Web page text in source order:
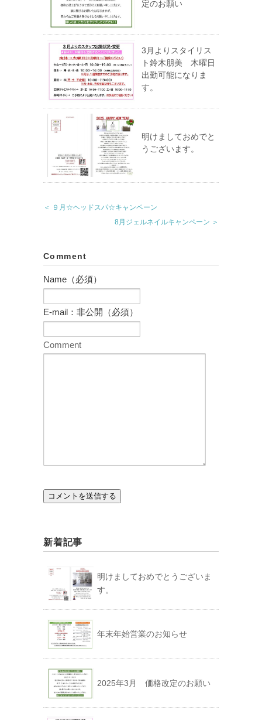
定のお願い
3月よりスタイリス
ト鈴木朋美 木曜日
出勤可能になりま
す。
明けましておめでと
うございます。
＜ ９月☆ヘッドスパ☆キャンペーン
8月ジェルネイルキャンペーン ＞
Comment
Name（必須）
E-mail：非公開（必須）
Comment
新着記事
明けましておめでとうございま
す。
年末年始営業のお知らせ
2025年3月 価格改定のお願い